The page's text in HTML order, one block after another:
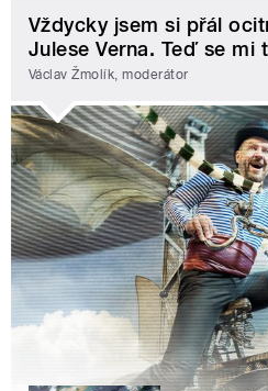
Vždycky jsem si přál
Julese Verna. Teď se mi
Václav Žmolík, moderátor